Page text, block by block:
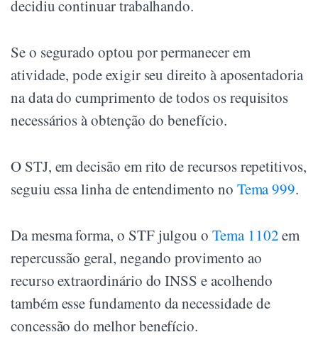
decidiu continuar trabalhando.
Se o segurado optou por permanecer em
atividade, pode exigir seu direito à aposentadoria
na data do cumprimento de todos os requisitos
necessários à obtenção do benefício.
O STJ, em decisão em rito de recursos repetitivos,
seguiu essa linha de entendimento no Tema 999.
Da mesma forma, o STF julgou oTema 1102em
repercussão geral, negando provimento ao
recurso extraordinário do INSS e acolhendo
também esse fundamento da necessidade de
concessão do melhor benefício.